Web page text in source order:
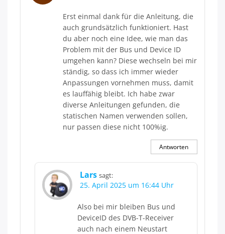
Erst einmal dank für die Anleitung, die
auch grundsätzlich funktioniert. Hast
du aber noch eine Idee, wie man das
Problem mit der Bus und Device ID
umgehen kann? Diese wechseln bei mir
ständig, so dass ich immer wieder
Anpassungen vornehmen muss, damit
es lauffähig bleibt. Ich habe zwar
diverse Anleitungen gefunden, die
statischen Namen verwenden sollen,
nur passen diese nicht 100%ig.
Antworten
Lars sagt:
25. April 2025 um 16:44 Uhr
Also bei mir bleiben Bus und
DeviceID des DVB-T-Receiver
auch nach einem Neustart